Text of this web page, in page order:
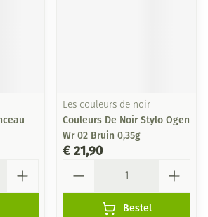
Les couleurs de noir
Couleurs De Noir Stylo Ogen
Wr 02 Bruin 0,35g
€ 21,90
Bestel